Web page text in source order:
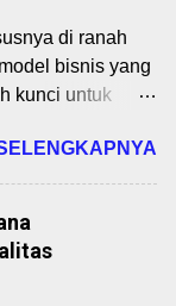
barang dan
ini
ke luar
dari luar
internasional
di ranah
bisnis yang
kunci untuk
yang
Osterwalder
alat
inti bisnis
ini, sebagai